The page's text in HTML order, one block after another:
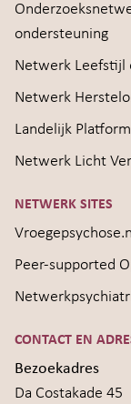
ondersteuning
Netwerk Leefstijl
Netwerk
Landelijk
Netwerk Licht
NETWERK SITES
Peer-supported
CONTACT EN
Bezoekadres
Da Costakade 45